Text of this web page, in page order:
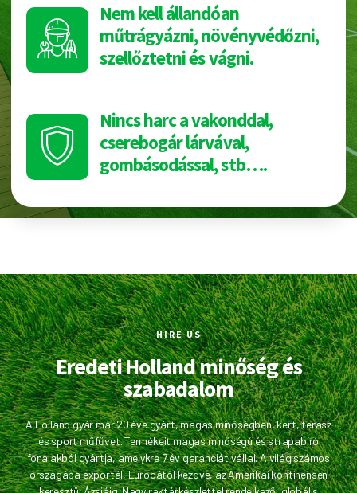
Nem kell állandóan
műtrágyázni, növényvédőzni,
szellőztetni és vágni.
Nincs harc a vakonddal,
cserebogár lárvával,
gombásodással, stb….
HIRE US
Eredeti Holland minőség és
szabadalom
A Holland gyár már 20 éve gyárt, magas minőségben, kert, terasz
és sport műfűvet. Termékeit magas mínőségú és strapabíró
fonalakból gyártja, amelykre 7 év garanciát vállal. A világ számos
országába exportál, Europától kezdve, az Amerikai kontinensen